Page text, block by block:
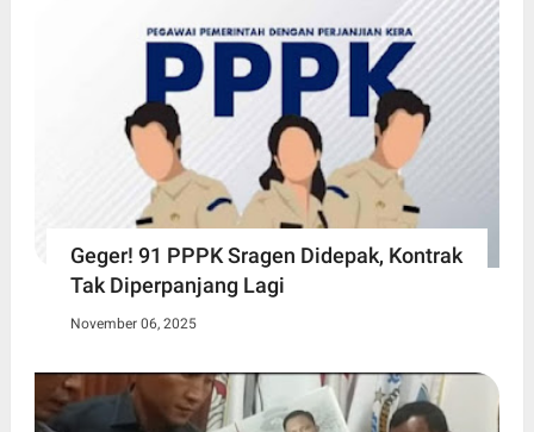
Geger! 91 PPPK Sragen Didepak, Kontrak
Tak Diperpanjang Lagi
November 06, 2025